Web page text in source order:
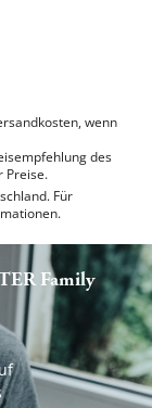
wenn
des
Preise.
Für
Family